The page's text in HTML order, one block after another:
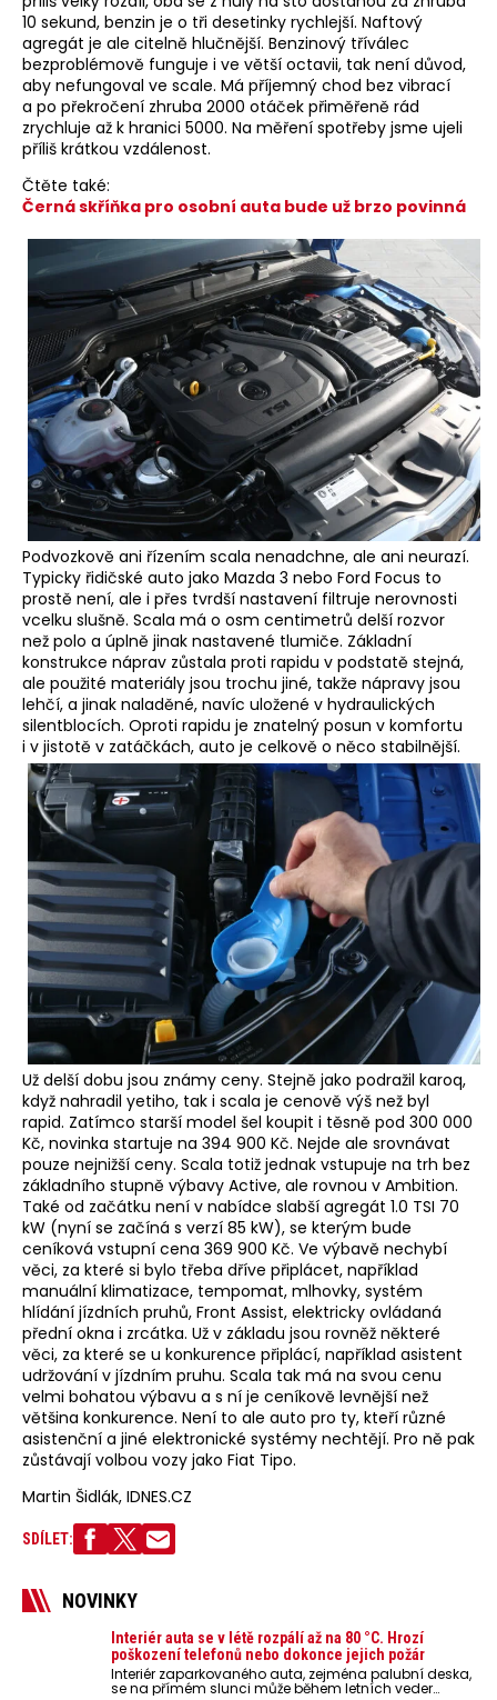
10 sekund, benzin je o tři desetinky rychlejší. Naftový
agregát je ale citelně hlučnější. Benzinový tříválec
bezproblémově funguje i ve větší octavii, tak není důvod,
aby nefungoval ve scale. Má příjemný chod bez vibrací
a po překročení zhruba 2000 otáček přiměřeně rád
zrychluje až k hranici 5000. Na měření spotřeby jsme ujeli
příliš krátkou vzdálenost.
Čtěte také:
Černá skříňka pro osobní auta bude už brzo povinná
Podvozkově ani řízením scala nenadchne, ale ani neurazí.
Typicky řidičské auto jako Mazda 3 nebo Ford Focus to
prostě není, ale i přes tvrdší nastavení filtruje nerovnosti
vcelku slušně. Scala má o osm centimetrů delší rozvor
než polo a úplně jinak nastavené tlumiče. Základní
konstrukce náprav zůstala proti rapidu v podstatě stejná,
ale použité materiály jsou trochu jiné, takže nápravy jsou
lehčí, a jinak naladěné, navíc uložené v hydraulických
silentblocích. Oproti rapidu je znatelný posun v komfortu
i v jistotě v zatáčkách, auto je celkově o něco stabilnější.
Už delší dobu jsou známy ceny. Stejně jako podražil karoq,
když nahradil yetiho, tak i scala je cenově výš než byl
rapid. Zatímco starší model šel koupit i těsně pod 300 000
Kč, novinka startuje na 394 900 Kč. Nejde ale srovnávat
pouze nejnižší ceny. Scala totiž jednak vstupuje na trh bez
základního stupně výbavy Active, ale rovnou v Ambition.
Také od začátku není v nabídce slabší agregát 1.0 TSI 70
kW (nyní se začíná s verzí 85 kW), se kterým bude
ceníková vstupní cena 369 900 Kč. Ve výbavě nechybí
věci, za které si bylo třeba dříve připlácet, například
manuální klimatizace, tempomat, mlhovky, systém
hlídání jízdních pruhů, Front Assist, elektricky ovládaná
přední okna i zrcátka. Už v základu jsou rovněž některé
věci, za které se u konkurence připlácí, například asistent
udržování v jízdním pruhu. Scala tak má na svou cenu
velmi bohatou výbavu a s ní je ceníkově levnější než
většina konkurence. Není to ale auto pro ty, kteří různé
asistenční a jiné elektronické systémy nechtějí. Pro ně pak
zůstávají volbou vozy jako Fiat Tipo.
Martin Šidlák, IDNES.CZ
SDÍLET:
NOVINKY
Interiér auta se v létě rozpálí až na 80 °C. Hrozí
poškození telefonů nebo dokonce jejich požár
Interiér zaparkovaného auta, zejména palubní deska,
se na přímém slunci může během letních veder